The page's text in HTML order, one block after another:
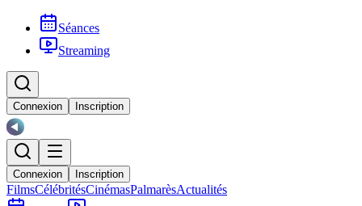
Séances
Streaming
Connexion Inscription
Connexion Inscription
FilmsCélébritésCinémasPalmarèsActualités